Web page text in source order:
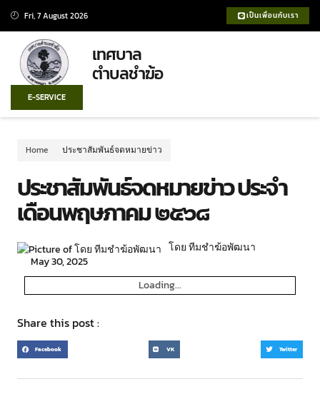
Fri, 7 August 2026 เป็นเพื่อนกับเรา
เทศบาล
ตำบลชำฆ้อ
E-SERVICE
Home ประชาสัมพันธ์จดหมายข่าว
ประชาสัมพันธ์จดหมายข่าว ประจำ
เดือนพฤษภาคม ๒๕๖๘
โดย ทีมชำฆ้อพัฒนา
May 30, 2025
Loading...
Share this post :
Facebook VK Twitter